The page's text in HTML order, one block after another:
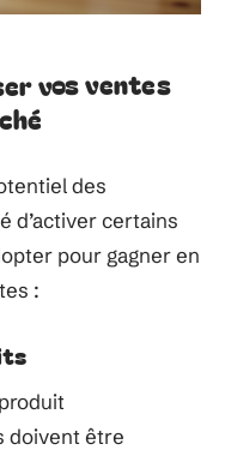
vos ventes
des
d’activer certains
pour gagner en
:
doivent être